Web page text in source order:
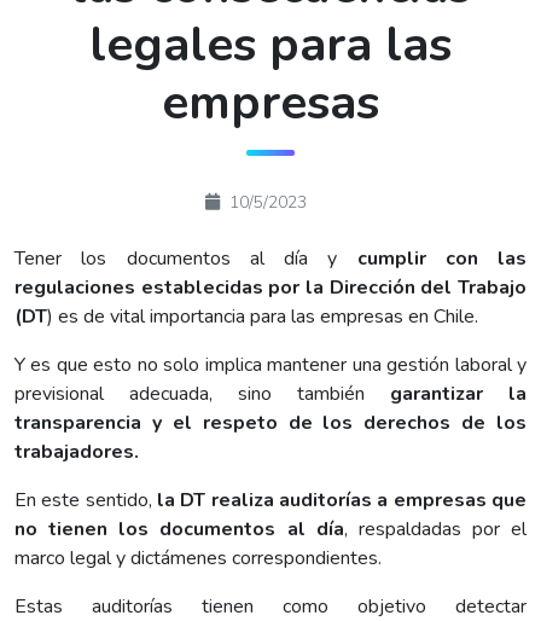
legales para las
empresas
10/5/2023
Tener los documentos al día y cumplir con las
regulaciones establecidas por la Dirección del Trabajo
(DT) es de vital importancia para las empresas en Chile.
Y es que esto no solo implica mantener una gestión laboral y
previsional adecuada, sino también garantizar la
transparencia y el respeto de los derechos de los
trabajadores.
En este sentido, la DT realiza auditorías a empresas que
no tienen los documentos al día, respaldadas por el
marco legal y dictámenes correspondientes.
Estas auditorías tienen como objetivo detectar